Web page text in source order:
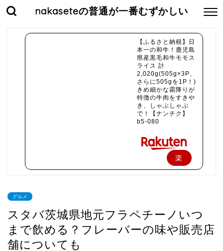
nakaseteの普通が一番むずかしい
【ふるさと納税】日
本一の和牛！鹿児島
県産黒毛和牛モモス
ライス 計
2,020g(505g×3P、
さらに505gを1P！)
きめ細かな霜降りが
特徴の牛肉をすきや
き、しゃぶしゃぶ
で！【ナンチク】
b5-080
楽
入
グルメ
スタバ茨城県地元フラペチーノいつ
まで飲める？フレーバーの味や販売店
舗についても